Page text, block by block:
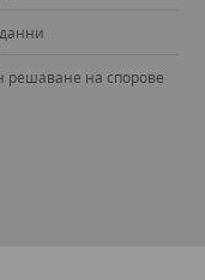
решаване на спорове